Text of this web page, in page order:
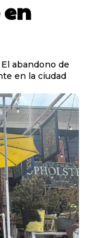
abandono de
en la ciudad